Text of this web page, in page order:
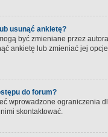
usunąć ankietę?
być zmieniane przez
ankietę lub zmieniać jej
do forum?
wprowadzone ograniczenia
skontaktować.